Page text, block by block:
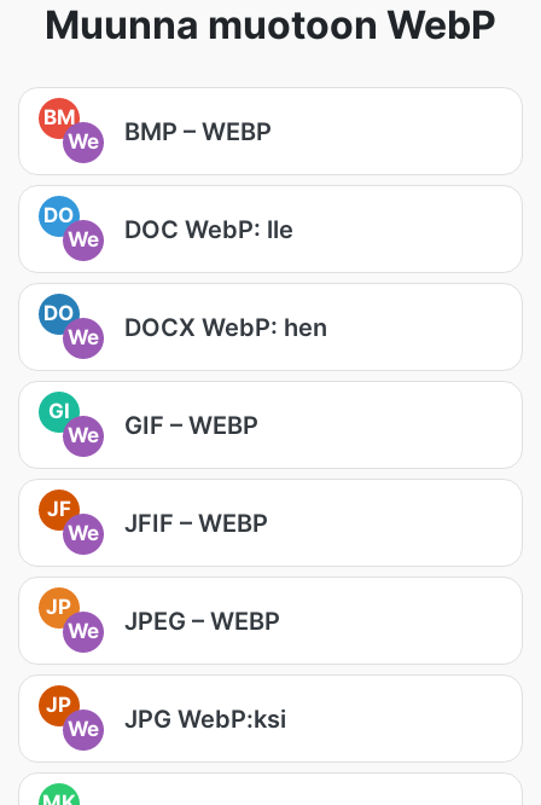
Muunna muotoon WebP
BM
We
BMP – WEBP
DO
We
DOC WebP: lle
DO
We
DOCX WebP: hen
GI
We
GIF – WEBP
JF
We
JFIF – WEBP
JP
We
JPEG – WEBP
JP
We
JPG WebP:ksi